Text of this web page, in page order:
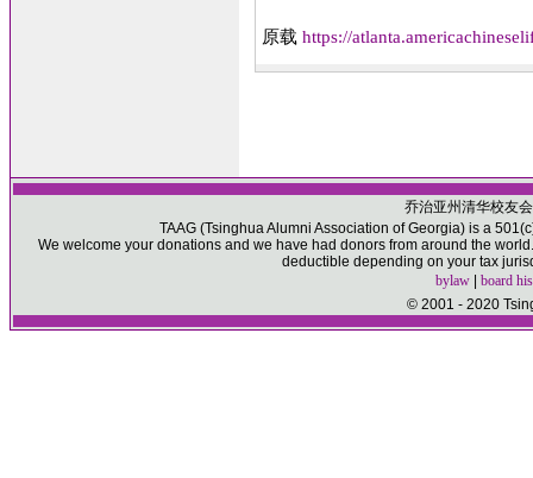
原载 https://
乔治亚州清华校友
TAAG (Tsinghua Alumni Association of Georgia) is a
We welcome your donations and we have had donors from around the
deductible depending on your tax
bylaw| board
© 2001 - 2020